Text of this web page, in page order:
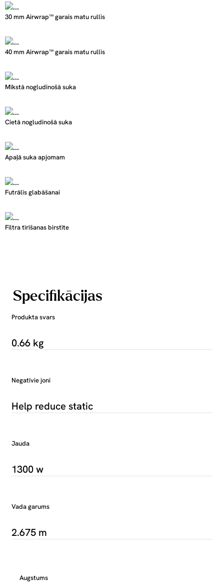
30 mm Airwrap™ garais matu rullis
40 mm Airwrap™ garais matu rullis
Mīkstā nogludinošā suka
Cietā nogludinošā suka
Apaļā suka apjomam
Futrālis glabāšanai
Filtra tīrīšanas birstīte
Specifikācijas
Produkta svars
0.66 kg
Negatīvie joni
Help reduce static
Jauda
1300 w
Vada garums
2.675 m
Augstums